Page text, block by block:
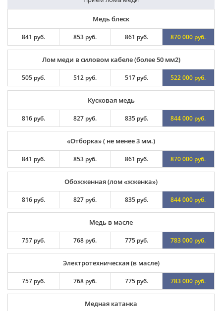
Медь блеск
841 руб. 853 руб. 861 руб. 870 000 руб.
Лом меди в силовом кабеле (более 50 мм2)
505 руб. 512 руб. 517 руб. 522 000 руб.
Кусковая медь
816 руб. 827 руб. 835 руб. 844 000 руб.
«Отборка» ( не менее 3 мм.)
841 руб. 853 руб. 861 руб. 870 000 руб.
Обожженная (лом «жженка»)
816 руб. 827 руб. 835 руб. 844 000 руб.
Медь в масле
757 руб. 768 руб. 775 руб. 783 000 руб.
Электротехническая (в масле)
757 руб. 768 руб. 775 руб. 783 000 руб.
Медная катанка